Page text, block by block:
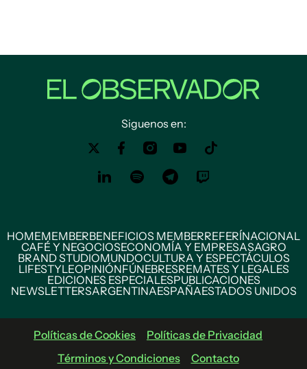
Siguenos en:
HOMEMEMBERBENEFICIOS MEMBERREFERÍNACIONAL
CAFÉ Y NEGOCIOSECONOMÍA Y EMPRESASAGRO
BRAND STUDIOMUNDOCULTURA Y ESPECTÁCULOS
LIFESTYLEOPINIÓNFÚNEBRESREMATES Y LEGALES
EDICIONES ESPECIALESPUBLICACIONES
NEWSLETTERSARGENTINAESPAÑAESTADOS UNIDOS
Políticas de Cookies
Políticas de Privacidad
Términos y Condiciones
Contacto